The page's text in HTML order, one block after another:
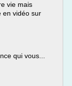
vie mais
en vidéo sur
qui vous...